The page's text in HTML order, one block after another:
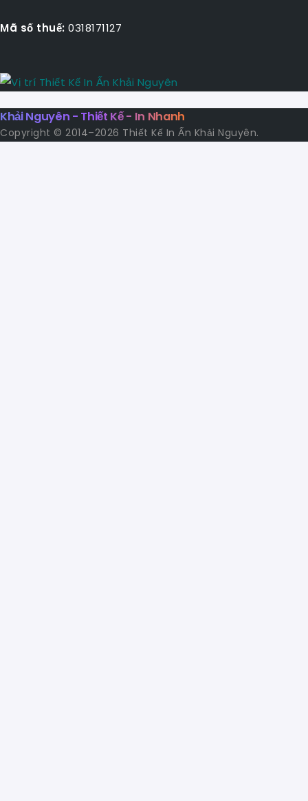
Mã số thuế: 0318171127
Khải Nguyên - Thiết Kế - In Nhanh
Copyright © 2014–2026 Thiết Kế In Ấn Khải Nguyên.